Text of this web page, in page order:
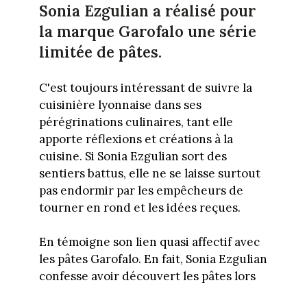
Sonia Ezgulian a réalisé pour
la marque Garofalo une série
limitée de pâtes.
C'est toujours intéressant de suivre la
cuisinière lyonnaise dans ses
pérégrinations culinaires, tant elle
apporte réflexions et créations à la
cuisine. Si Sonia Ezgulian sort des
sentiers battus, elle ne se laisse surtout
pas endormir par les empêcheurs de
tourner en rond et les idées reçues.
En témoigne son lien quasi affectif avec
les pâtes Garofalo. En fait, Sonia Ezgulian
confesse avoir découvert les pâtes lors